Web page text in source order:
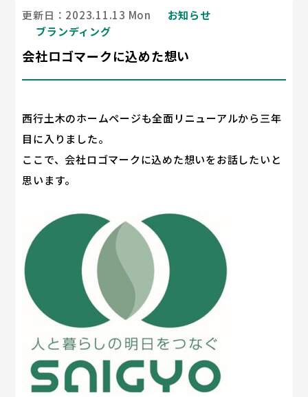
更新日：2023.11.13 Mon
お知らせ
ブランディング
会社ロゴマークに込めた想い
西行土木のホームページも全面リニューアルから三年
目に入りました。
ここで、会社ロゴマークに込めた想いをお話したいと
思います。